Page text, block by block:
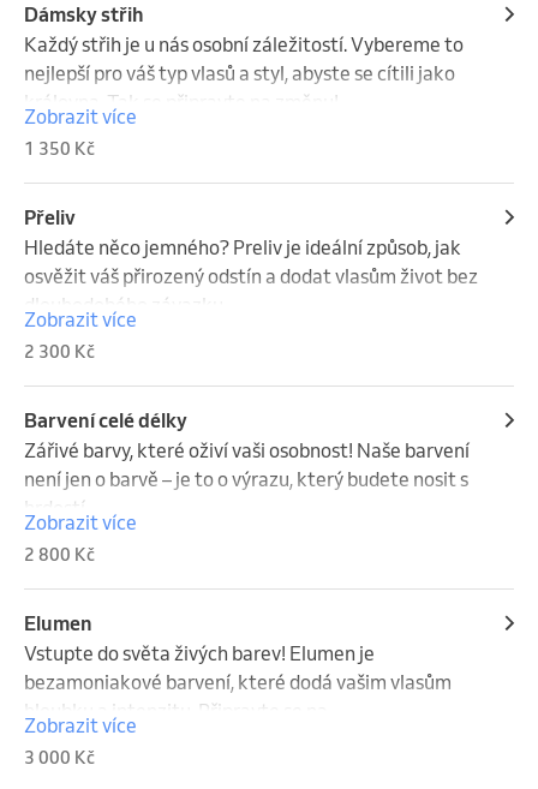
Dámsky střih
Každý střih je u nás osobní záležitostí. Vybereme to
nejlepší pro váš typ vlasů a styl, abyste se cítili jako
královna. Tak se připravte na změnu!
Zobrazit více
1 350 Kč
Přeliv
Hledáte něco jemného? Preliv je ideální způsob, jak
osvěžit váš přirozený odstín a dodat vlasům život bez
dlouhodobého závazku.
Zobrazit více
2 300 Kč
Barvení celé délky
Zářivé barvy, které oživí vaši osobnost! Naše barvení
není jen o barvě – je to o výrazu, který budete nosit s
hrdostí.
Zobrazit více
2 800 Kč
Elumen
Vstupte do světa živých barev! Elumen je
bezamoniakové barvení, které dodá vašim vlasům
hloubku a intenzitu. Připravte se na
nezapomenutelný vzhled.
Zobrazit více
3 000 Kč